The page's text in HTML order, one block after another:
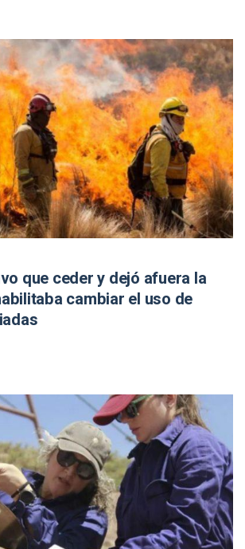
que ceder y dejó afuera la
cambiar el uso de